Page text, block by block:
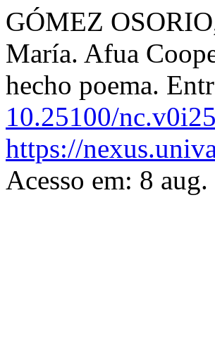
GÓMEZ
María. Afua
hecho poema.
10.25100/
https://
Acesso em: 8